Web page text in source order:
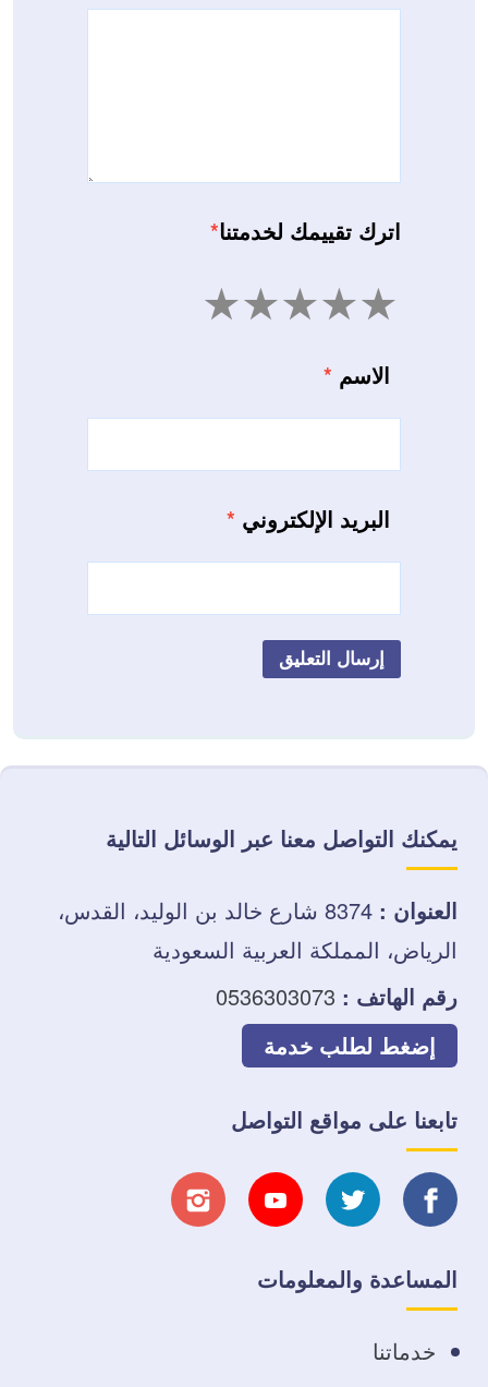
اترك تقييمك لخدمتنا*
4 3 2 1
الاسم *
البريد الإلكتروني *
يمكنك التواصل معنا عبر الوسائل التالية
العنوان :
8374 شارع خالد بن الوليد، القدس،
الرياض، المملكة العربية السعودية
رقم الهاتف : 0536303073
إضغط لطلب خدمة
تابعنا على مواقع التواصل
تابعنا
على
فيسبوك
تابعنا
على
تابعنا تابعنا
المساعدة والمعلومات
خدماتنا